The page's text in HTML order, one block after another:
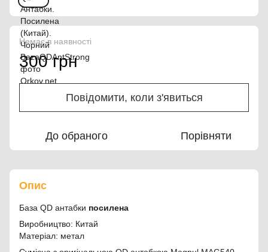
Немає в наявності
300 грн
Повідомити, коли з'явиться
До обраного Порівняти
Опис
База QD антабки посилена
Виробництво: Китай
Матеріал: метал